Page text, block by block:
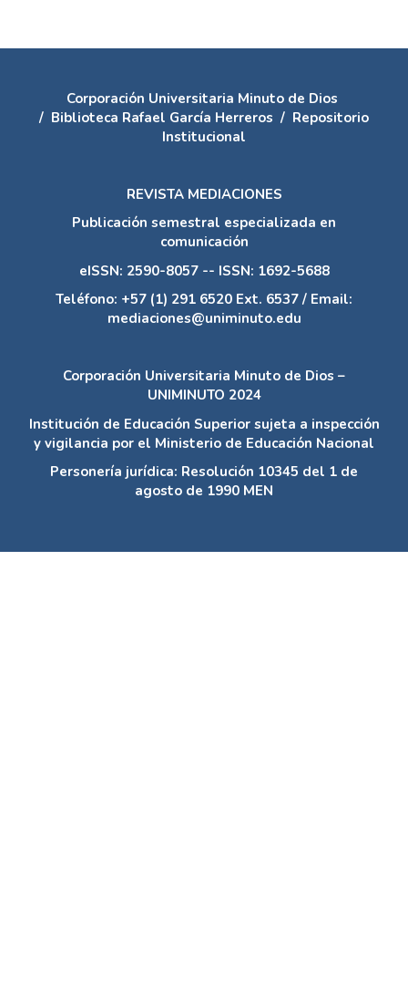
Corporación Universitaria Minuto de Dios
/ Biblioteca Rafael García Herreros / Repositorio
Institucional
REVISTA MEDIACIONES
Publicación semestral especializada en
comunicación
eISSN: 2590-8057 -- ISSN: 1692-5688
Teléfono: +57 (1) 291 6520 Ext. 6537 / Email:
mediaciones@uniminuto.edu
Corporación Universitaria Minuto de Dios –
UNIMINUTO 2024
Institución de Educación Superior sujeta a inspección
y vigilancia por el Ministerio de Educación Nacional
Personería jurídica: Resolución 10345 del 1 de
agosto de 1990 MEN